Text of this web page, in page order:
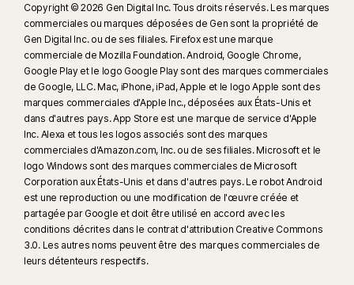
Copyright © 2026 Gen Digital Inc. Tous droits réservés. Les marques
commerciales ou marques déposées de Gen sont la propriété de
Gen Digital Inc. ou de ses filiales. Firefox est une marque
commerciale de Mozilla Foundation. Android, Google Chrome,
Google Play et le logo Google Play sont des marques commerciales
de Google, LLC. Mac, iPhone, iPad, Apple et le logo Apple sont des
marques commerciales d'Apple Inc., déposées aux États-Unis et
dans d'autres pays. App Store est une marque de service d'Apple
Inc. Alexa et tous les logos associés sont des marques
commerciales d'Amazon.com, Inc. ou de ses filiales. Microsoft et le
logo Windows sont des marques commerciales de Microsoft
Corporation aux États-Unis et dans d'autres pays. Le robot Android
est une reproduction ou une modification de l'œuvre créée et
partagée par Google et doit être utilisé en accord avec les
conditions décrites dans le contrat d'attribution Creative Commons
3.0. Les autres noms peuvent être des marques commerciales de
leurs détenteurs respectifs.